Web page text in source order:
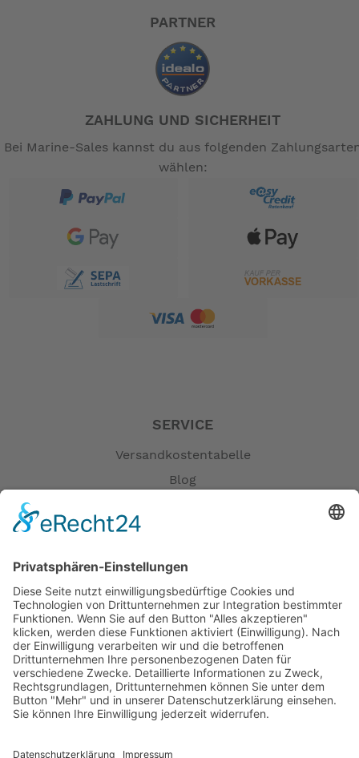
PARTNER
ZAHLUNG UND SICHERHEIT
Bei Marine-Sales kannst du aus folgenden
wählen:
SERVICE
Versandkostentabelle
Blog
Öffnungszeiten
Versandpartner
Verfügbarkeiten
Zahlung und Versand
Datenschutz
Fernabsatz
Widerrufsrecht bei Reparatur